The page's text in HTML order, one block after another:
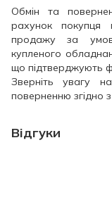
Обмін та
рахунок
продажу за
купленого
що підтверджують
Зверніть увагу
поверненню згідно
Відгуки